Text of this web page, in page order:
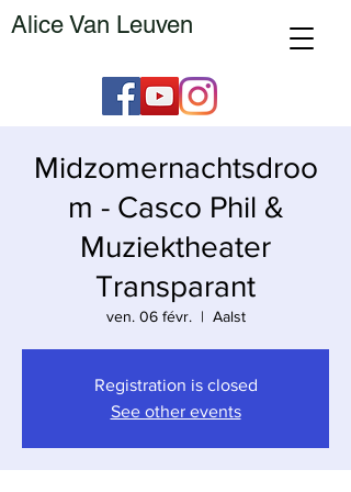
Alice Van Leuven
Midzomernachtsdroo
m - Casco Phil &
Muziektheater
Transparant
ven. 06 févr.
  |
Aalst
Registration is closed
See other events